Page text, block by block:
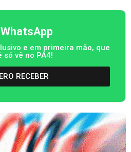
WhatsApp
e em primeira mão, que
só vê no PA4!
RECEBER